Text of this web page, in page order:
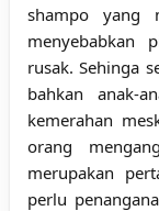
shampo yang
menyebabkan
rusak. Sehinga
bahkan anak-
kemerahan
orang
merupakan
perlu